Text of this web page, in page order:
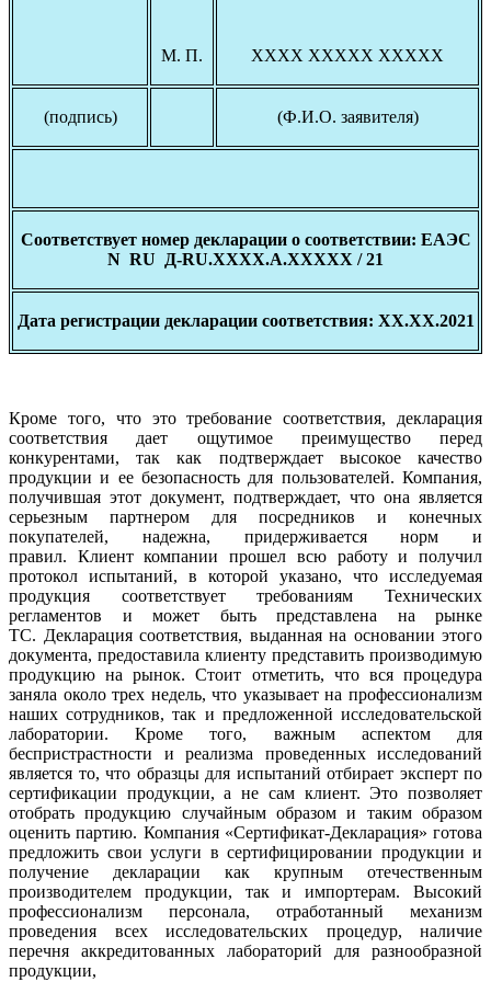
М. П. ХХХХ ХХХХХ ХХХХХ
(подпись) (Ф.И.О. заявителя)
Соответствует номер декларации о соответствии: ЕАЭС
N RU Д-RU.ХХХХ.А.ХХХХХ / 21
Дата регистрации декларации соответствия: ХХ.ХХ.2021
Кроме того, что это требование соответствия, декларация
соответствия дает ощутимое преимущество перед
конкурентами, так как подтверждает высокое качество
продукции и ее безопасность для пользователей. Компания,
получившая этот документ, подтверждает, что она является
серьезным партнером для посредников и конечных
покупателей, надежна, придерживается норм и
правил. Клиент компании прошел всю работу и получил
протокол испытаний, в которой указано, что исследуемая
продукция соответствует требованиям Технических
регламентов и может быть представлена ​​на рынке
ТС. Декларация соответствия, выданная на основании этого
документа, предоставила клиенту представить производимую
продукцию на рынок. Стоит отметить, что вся процедура
заняла около трех недель, что указывает на профессионализм
наших сотрудников, так и предложенной исследовательской
лаборатории. Кроме того, важным аспектом для
беспристрастности и реализма проведенных исследований
является то, что образцы для испытаний отбирает эксперт по
сертификации продукции, а не сам клиент. Это позволяет
отобрать продукцию случайным образом и таким образом
оценить партию. Компания «Сертификат-Декларация» готова
предложить свои услуги в сертифицировании продукции и
получение декларации как крупным отечественным
производителем продукции, так и импортерам. Высокий
профессионализм персонала, отработанный механизм
проведения всех исследовательских процедур, наличие
перечня аккредитованных лабораторий для разнообразной
продукции,